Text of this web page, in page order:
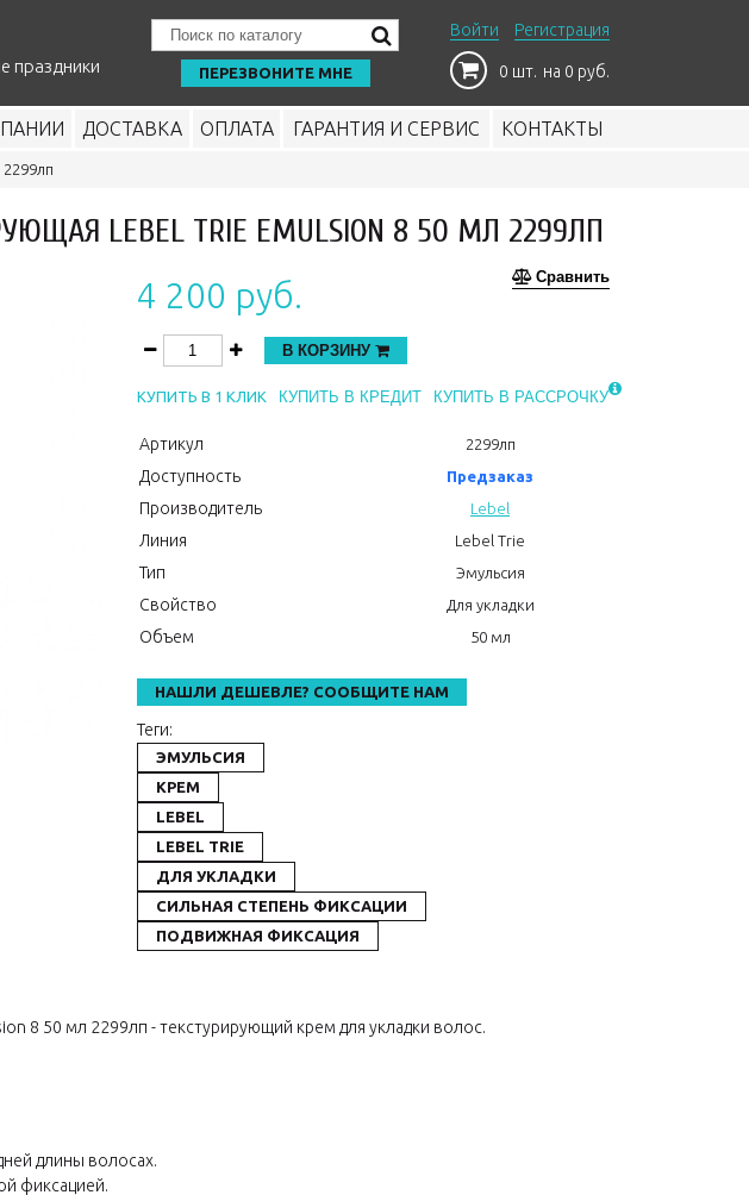
праздники
ПЕРЕЗВОНИТЕ МНЕ
Войти Регистрация
0 шт. на 0 руб.
ДОСТАВКА ОПЛАТА ГАРАНТИЯ И СЕРВИС КОНТАКТЫ
LEBEL TRIE EMULSION 8 50 МЛ 2299ЛП
Сравнить
4 200 руб.
В КОРЗИНУ
КУПИТЬ В 1 КЛИК КУПИТЬ В КРЕДИТ КУПИТЬ В РАССРОЧКУ
Артикул 2299лп
Доступность Предзаказ
Производитель Lebel
Линия Lebel Trie
Тип Эмульсия
Свойство Для укладки
Объем 50 мл
НАШЛИ ДЕШЕВЛЕ? СООБЩИТЕ НАМ
Теги:
ЭМУЛЬСИЯ
КРЕМ
LEBEL
LEBEL TRIE
ДЛЯ УКЛАДКИ
СИЛЬНАЯ СТЕПЕНЬ ФИКСАЦИИ
ПОДВИЖНАЯ ФИКСАЦИЯ
8 50 мл 2299лп - текстурирующий крем для укладки волос.
длины волосах.
фиксацией.